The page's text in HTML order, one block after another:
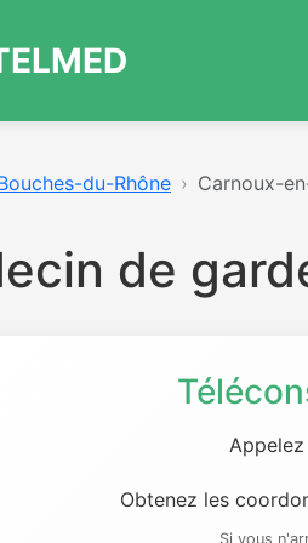
du-Rhône Carnoux-
de
Obtenez les
Si vous